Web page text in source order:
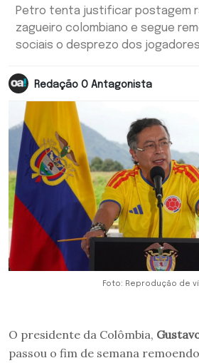
Petro tenta justificar postagem
zagueiro colombiano e segue
sociais o desprezo dos jogadores
Redação O Antagonista
Foto: Reprodução de
O presidente da Colômbia,
passou o fim de semana